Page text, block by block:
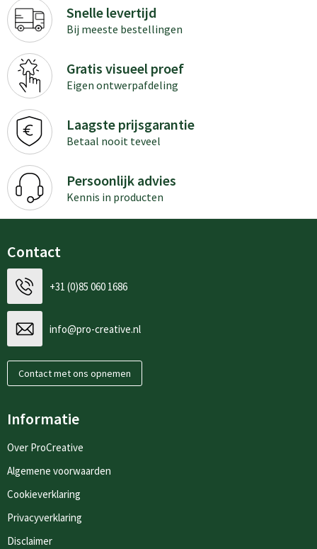
Snelle levertijd
Bij meeste bestellingen
Gratis visueel proef
Eigen ontwerpafdeling
Laagste prijsgarantie
Betaal nooit teveel
Persoonlijk advies
Kennis in producten
Contact
+31 (0)85 060 1686
info@pro-creative.nl
Contact met ons opnemen
Informatie
Over ProCreative
Algemene voorwaarden
Cookieverklaring
Privacyverklaring
Disclaimer